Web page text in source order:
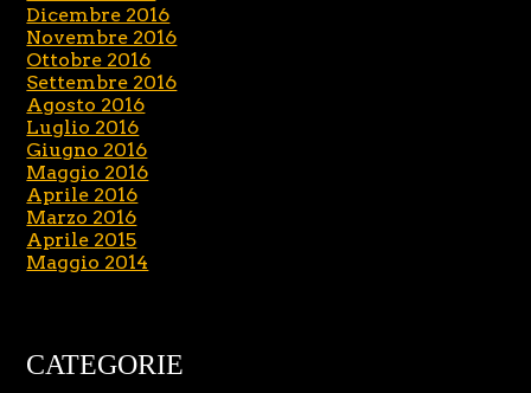
Dicembre 2016
Novembre 2016
Ottobre 2016
Settembre 2016
Agosto 2016
Luglio 2016
Giugno 2016
Maggio 2016
Aprile 2016
Marzo 2016
Aprile 2015
Maggio 2014
CATEGORIE